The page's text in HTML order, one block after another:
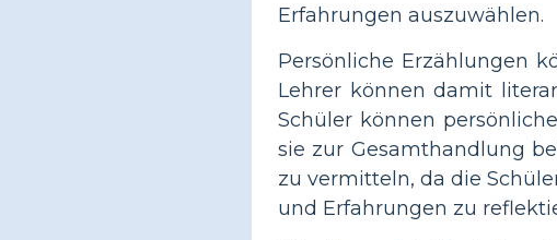
Erfahrungen auszuwählen.
Persönliche Erzählungen
Lehrer können damit
Schüler können
sie zur Gesamthandlung
zu vermitteln, da die
und Erfahrungen zu